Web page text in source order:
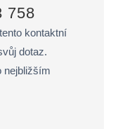
758
kontaktní
dotaz.
nejbližším